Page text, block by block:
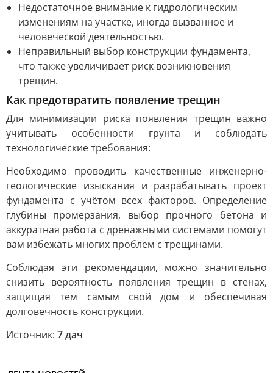
Недостаточное внимание к гидрологическим
изменениям на участке, иногда вызванное и
человеческой деятельностью.
Неправильный выбор конструкции фундамента,
что также увеличивает риск возникновения
трещин.
Как предотвратить появление трещин
Для минимизации риска появления трещин важно
учитывать особенности грунта и соблюдать
технологические требования:
Необходимо проводить качественные инженерно-
геологические изыскания и разрабатывать проект
фундамента с учётом всех факторов. Определение
глубины промерзания, выбор прочного бетона и
аккуратная работа с дренажными системами помогут
вам избежать многих проблем с трещинами.
Соблюдая эти рекомендации, можно значительно
снизить вероятность появления трещин в стенах,
защищая тем самым свой дом и обеспечивая
долговечность конструкции.
Источник: 7 дач